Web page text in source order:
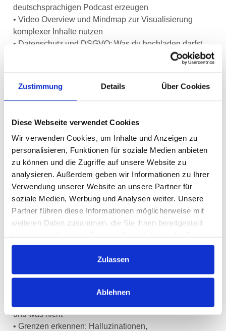
Zustimmung Details Über Cookies
Diese Webseite verwendet Cookies
Wir verwenden Cookies, um Inhalte und Anzeigen zu
personalisieren, Funktionen für soziale Medien anbieten
zu können und die Zugriffe auf unsere Website zu
analysieren. Außerdem geben wir Informationen zu Ihrer
Verwendung unserer Website an unsere Partner für
soziale Medien, Werbung und Analysen weiter. Unsere
Partner führen diese Informationen möglicherweise mit
weiteren Daten zusammen, die Sie ihnen bereitgestellt
gesammelt haben.
Zulassen
Ablehnen
deutschsprachigen Podcast erzeugen
• Video Overview und Mindmap zur Visualisierung
komplexer Inhalte nutzen
• Datenschutz und DSGVO: Was du hochladen darfst
• Konkrete Anwendungsfälle für deinen eigenen
Ziele
• Was NotebookLM ist und wie es sich von ChatGPT
und Gemini unterscheidet (quellenbasiert statt freie
• Ein Notebook anlegen und Quellen einbinden: PDF,
Word, Webseiten, YouTube-Videos und Audiodateien
• Im Chat gezielt Fragen stellen und Antworten anhand
• Studio-Formate erstellen: Zusammenfassungen,
• Video Overview und Mindmap zur Visualisierung
komplexer Inhalte nutzen
und was nicht
• Grenzen erkennen: Halluzinationen,